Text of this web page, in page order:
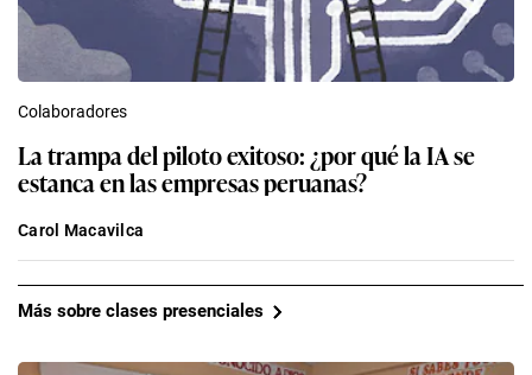
Colaboradores
La trampa del piloto exitoso: ¿por qué la IA se
estanca en las empresas peruanas?
Carol Macavilca
Más sobre clases presenciales